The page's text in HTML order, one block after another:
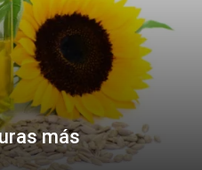
más